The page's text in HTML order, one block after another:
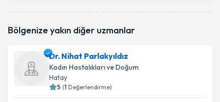
Bölgenize yakın diğer uzmanlar
Dr. Nihat Parlakyıldız
Kadın Hastalıkları ve Doğum
Hatay
5 (1 Değerlendirme)